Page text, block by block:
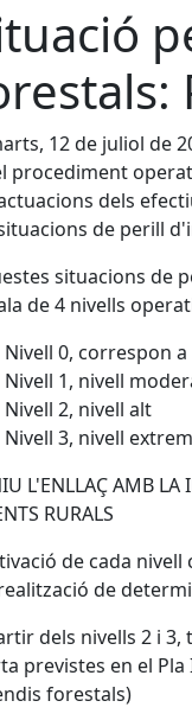
12 de juliol de
procediment
dels
de perill
situacions de
de 4 nivells
Nivell 0, correspon
Nivell 1, nivell
Nivell 2, nivell alt
Nivell 3, nivell
L'ENLLAÇ AMB LA
RURALS
de cada
de
dels nivells 2 i 3,
previstes en el Pla
forestals)